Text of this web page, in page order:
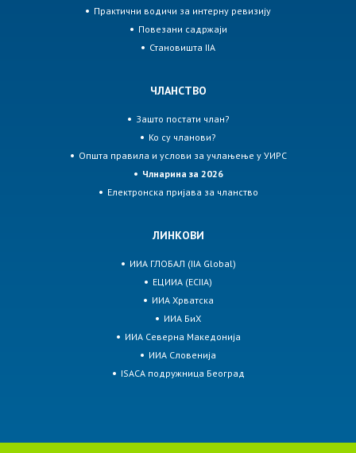
Практични водичи за интерну ревизију
Повезани садржаји
Становишта IIA
ЧЛАНСТВО
Зашто постати члан?
Ко су чланови?
Општа правила и услови за учлањење у УИРС
Члнарина за 2026
Електронска пријава за чланство
ЛИНКОВИ
ИИА ГЛОБАЛ (IIA Global)
ЕЦИИА (ECIIA)
ИИА Хрватска
ИИА БиХ
ИИА Северна Македонија
ИИА Словенија
ISACA подружница Београд